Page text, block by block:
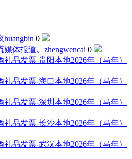
huangbin 0
体报道。 zhengwencai 0
品发票-贵阳本地2026年（马年）
品发票-海口本地2026年（马年）
品发票-深圳本地2026年（马年）
品发票-长沙本地2026年（马年）
品发票-武汉本地2026年（马年）